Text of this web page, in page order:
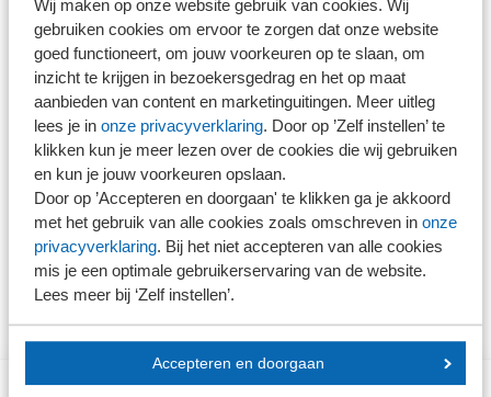
Wij maken op onze website gebruik van cookies. Wij
gebruiken cookies om ervoor te zorgen dat onze website
goed functioneert, om jouw voorkeuren op te slaan, om
inzicht te krijgen in bezoekersgedrag en het op maat
aanbieden van content en marketinguitingen. Meer uitleg
lees je in onze privacyverklaring. Door op ’Zelf instellen’ te
klikken kun je meer lezen over de cookies die wij gebruiken
en kun je jouw voorkeuren opslaan.
Door op ’Accepteren en doorgaan' te klikken ga je akkoord
met het gebruik van alle cookies zoals omschreven in onze
privacyverklaring. Bij het niet accepteren van alle cookies
mis je een optimale gebruikerservaring van de website.
Lees meer bij ‘Zelf instellen’.
Accepteren en doorgaan
een passende oplossing wordt gezocht.
Bron: Nederlandse Vereniging van Banken (NVB)
Wat betekent de uitbraak van het Coronavirus voor uw
kantoor en uw klant? In ons beknopte
hebben we de belangrijkste informatie helder op
een rij gezet.